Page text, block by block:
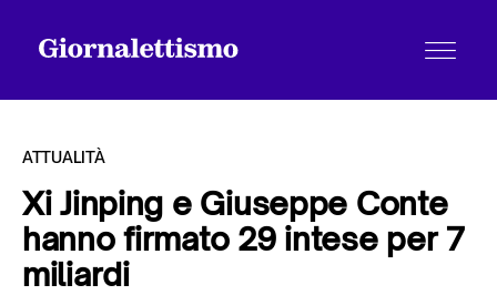
Tutti gli articoli
ATTUALITÀ
Xi Jinping e Giuseppe Conte
hanno firmato 29 intese per 7
miliardi